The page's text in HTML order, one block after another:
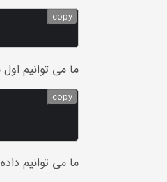
copy
ما می توانیم
copy
ما می توانیم